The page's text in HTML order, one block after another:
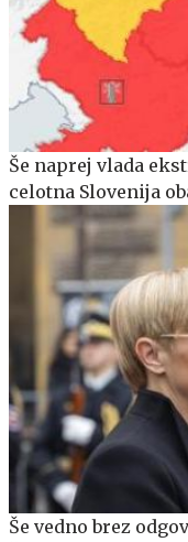
Še naprej vlada
celotna Slovenija
Še vedno brez